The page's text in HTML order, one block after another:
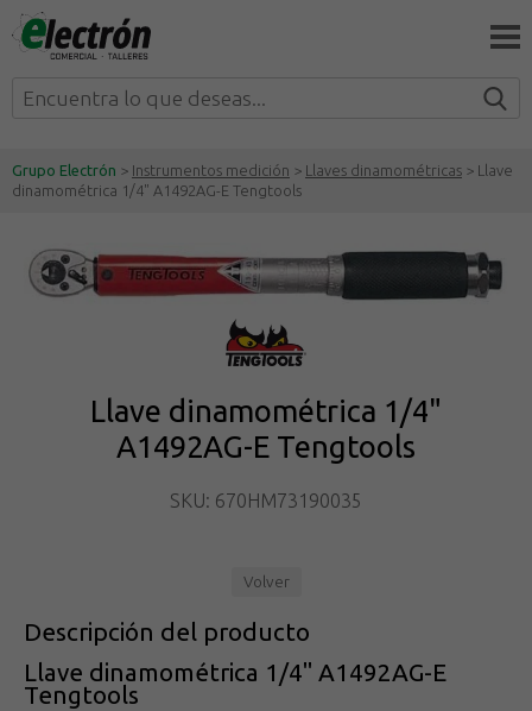
Grupo Electrón > Instrumentos medición > Llaves dinamométricas > Llave
dinamométrica 1/4" A1492AG-E Tengtools
Llave dinamométrica 1/4"
A1492AG-E Tengtools
SKU: 670HM73190035
Volver
Descripción del producto
Llave dinamométrica 1/4" A1492AG-E
Tengtools